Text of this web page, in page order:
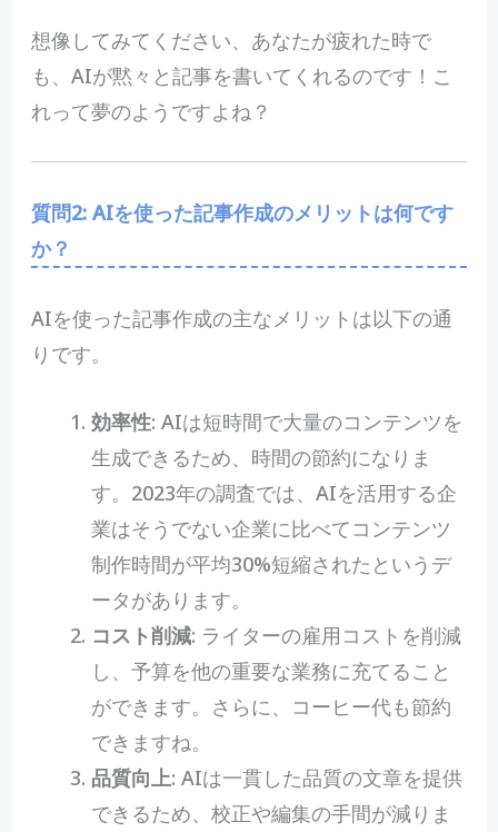
想像してみてください、あなたが疲れた時で
も、AIが黙々と記事を書いてくれるのです！こ
れって夢のようですよね？
質問2: AIを使った記事作成のメリットは何です
か？
AIを使った記事作成の主なメリットは以下の通
りです。
効率性: AIは短時間で大量のコンテンツを
生成できるため、時間の節約になりま
す。2023年の調査では、AIを活用する企
業はそうでない企業に比べてコンテンツ
制作時間が平均30%短縮されたというデ
ータがあります。
コスト削減: ライターの雇用コストを削減
し、予算を他の重要な業務に充てること
ができます。さらに、コーヒー代も節約
できますね。
品質向上: AIは一貫した品質の文章を提供
できるため、校正や編集の手間が減りま